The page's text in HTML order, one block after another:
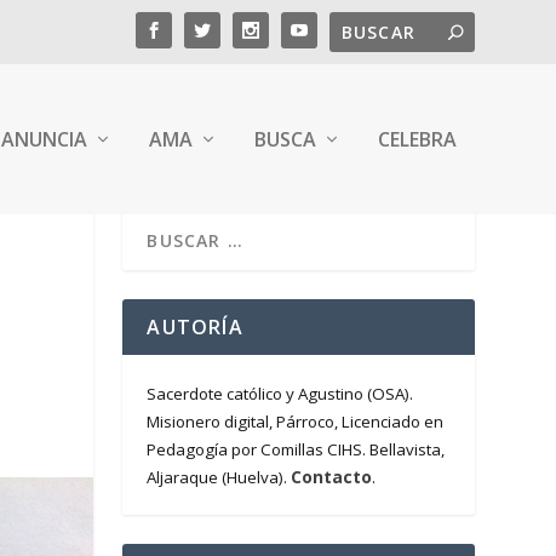
ANUNCIA AMA BUSCA CELEBRA
AUTORÍA
Sacerdote católico y Agustino (OSA).
Misionero digital, Párroco, Licenciado en
Pedagogía por Comillas CIHS. Bellavista,
Aljaraque (Huelva). Contacto.